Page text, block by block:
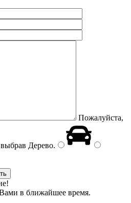
Пожалуйста,
Дерево.
в ближайшее время.